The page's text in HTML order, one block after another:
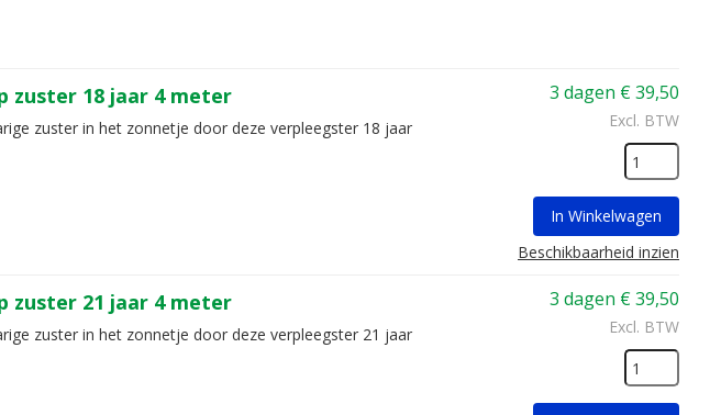
3 dagen €39,50
Excl. BTW
In Winkelwagen
Beschikbaarheid inzien
zuster 18 jaar 4 meter
zuster in het zonnetje door deze verpleegster 18 jaar
3 dagen €39,50
Excl. BTW
zuster 21 jaar 4 meter
zuster in het zonnetje door deze verpleegster 21 jaar